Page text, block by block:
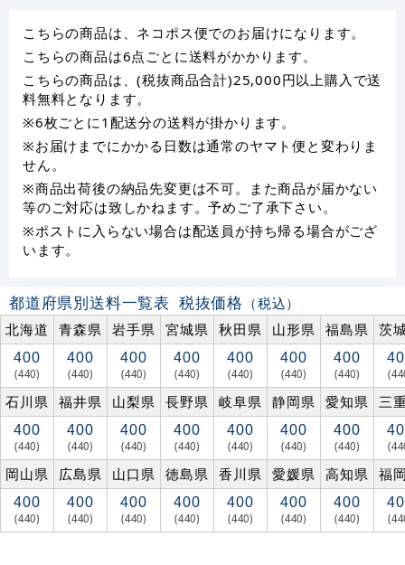
こちらの商品は、ネコポス便でのお届けになります。
こちらの商品は6点ごとに送料がかかります。
こちらの商品は、(税抜商品合計)25,000円以上購入で送
料無料となります。
※6枚ごとに1配送分の送料が掛かります。
※お届けまでにかかる日数は通常のヤマト便と変わりま
せん。
※商品出荷後の納品先変更は不可。また商品が届かない
等のご対応は致しかねます。予めご了承下さい。
※ポストに入らない場合は配送員が持ち帰る場合がござ
います。
都道府県別送料一覧表 税抜価格 （税込）
北海道
青森県 岩手県 宮城県 秋田県 山形県 福島県 茨
400
(440)
400
(440)
400
(440)
400
(440)
400
(440)
400
(440)
400
(440)
石川県 福井県 山梨県 長野県 岐阜県 静岡県 愛知県 三
400
(440)
400
(440)
400
(440)
400
(440)
400
(440)
400
(440)
400
(440)
岡山県 広島県 山口県 徳島県 香川県 愛媛県 高知県 福
400
(440)
400
(440)
400
(440)
400
(440)
400
(440)
400
(440)
400
(440)